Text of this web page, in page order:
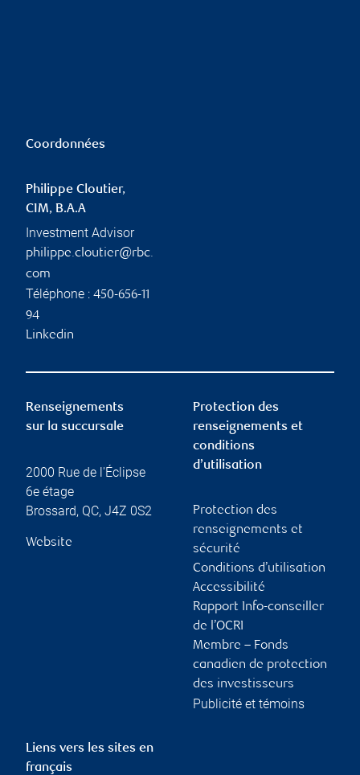
Coordonnées
Philippe Cloutier,
CIM, B.A.A
Investment Advisor
philippe.cloutier@rbc.
com
Téléphone : 450-656-11
94
Linkedin
Renseignements
sur la succursale
2000 Rue de l'Éclipse
6e étage
Brossard, QC, J4Z 0S2
Website
Protection des
renseignements et
conditions
d’utilisation
Protection des
renseignements et
sécurité
Conditions d’utilisation
Accessibilité
Rapport Info-conseiller
de l’OCRI
Membre – Fonds
canadien de protection
des investisseurs
Publicité et témoins
Liens vers les sites en
français